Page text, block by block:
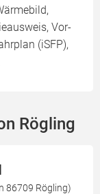
Vor-
(iSFP),
Rögling
86709 Rögling)